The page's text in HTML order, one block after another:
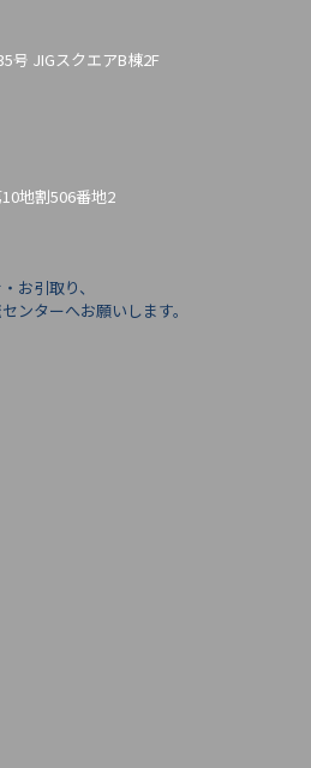
号 JIGスクエアB棟2F
地割506番地2
お引取り、
ンターへお願いします。